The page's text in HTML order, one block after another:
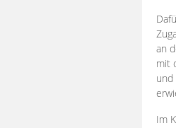
an
mit
und
Im